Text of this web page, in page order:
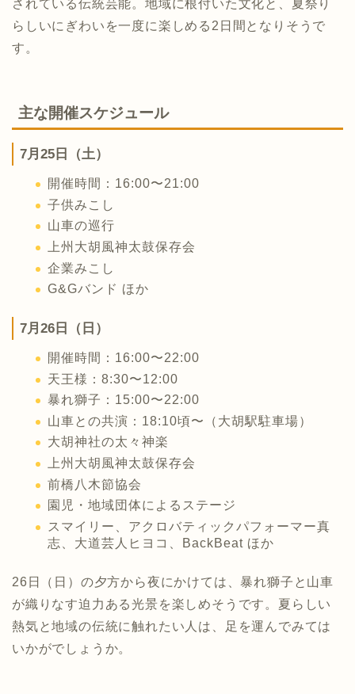
されている伝統芸能。地域に根付いた文化と、夏祭り
らしいにぎわいを一度に楽しめる2日間となりそうで
す。
主な開催スケジュール
7月25日（土）
開催時間：16:00〜21:00
子供みこし
山車の巡行
上州大胡風神太鼓保存会
企業みこし
G&Gバンド ほか
7月26日（日）
開催時間：16:00〜22:00
天王様：8:30〜12:00
暴れ獅子：15:00〜22:00
山車との共演：18:10頃〜（大胡駅駐車場）
大胡神社の太々神楽
上州大胡風神太鼓保存会
前橋八木節協会
園児・地域団体によるステージ
スマイリー、アクロバティックパフォーマー真
志、大道芸人ヒヨコ、BackBeat ほか
26日（日）の夕方から夜にかけては、暴れ獅子と山車
が織りなす迫力ある光景を楽しめそうです。夏らしい
熱気と地域の伝統に触れたい人は、足を運んでみては
いかがでしょうか。